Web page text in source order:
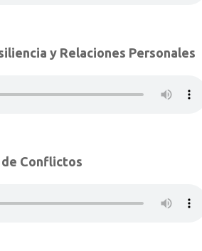
y Relaciones Personales
de Conflictos